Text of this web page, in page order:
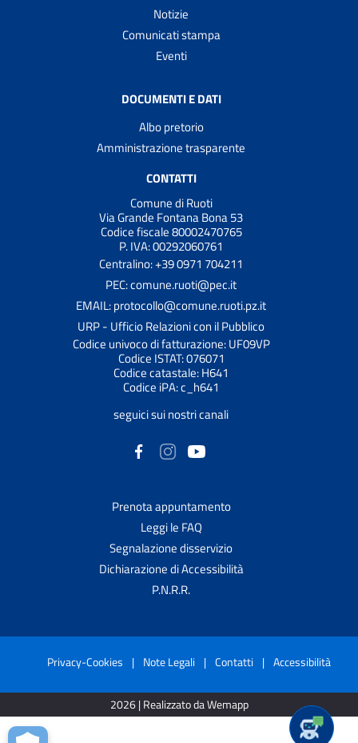
Notizie
Comunicati stampa
Eventi
DOCUMENTI E DATI
Albo pretorio
Amministrazione trasparente
CONTATTI
Comune di Ruoti
Via Grande Fontana Bona 53
Codice fiscale 80002470765
P. IVA: 00292060761
Centralino: +39 0971 704211
PEC: comune.ruoti@pec.it
EMAIL: protocollo@comune.ruoti.pz.it
URP - Ufficio Relazioni con il Pubblico
Codice univoco di fatturazione: UF09VP
Codice ISTAT: 076071
Codice catastale: H641
Codice iPA: c_h641
seguici sui nostri canali
Prenota appuntamento
Leggi le FAQ
Segnalazione disservizio
Dichiarazione di Accessibilità
P.N.R.R.
Privacy-Cookies | Note Legali | Contatti | Accessibilità
2026 | Realizzato da Wemapp